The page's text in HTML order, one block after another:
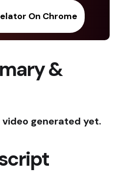
On Chrome
&
generated yet.